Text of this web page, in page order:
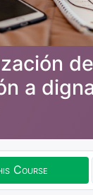
a
Course